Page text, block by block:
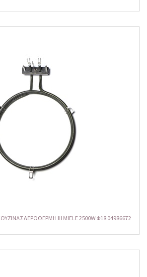
ΑΕΡΟΘΕΡΜΗ ΙΙΙ MIELE 2500W Φ18 04986672